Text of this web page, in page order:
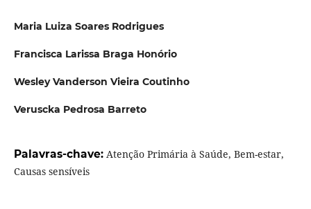
Maria Luiza Soares Rodrigues
Francisca Larissa Braga Honório
Wesley Vanderson Vieira Coutinho
Veruscka Pedrosa Barreto
Palavras-chave: Atenção Primária à Saúde, Bem-estar,
Causas sensíveis